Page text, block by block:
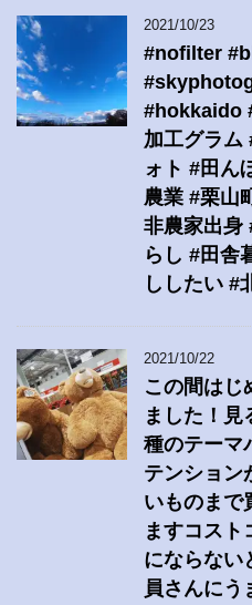
2021/10/23
#nofilter
#hokkaido
加工グラム
ォト #田ん
農業 #栗山
非農家出身
らし #田舎
ししたい #
2021/10/22
この間はじ
ました！見
種のテーマ
テンション
いものまで
ますコスト
にならない
員さんにう